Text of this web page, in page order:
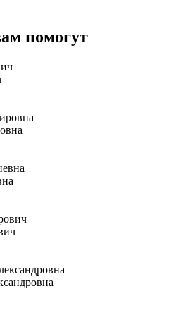
помогут